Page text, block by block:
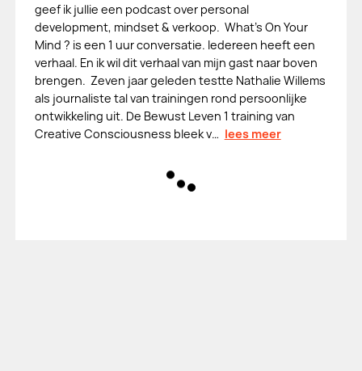
geef ik jullie een podcast over personal
development, mindset & verkoop. What's On Your
Mind ? is een 1 uur conversatie. Iedereen heeft een
verhaal. En ik wil dit verhaal van mijn gast naar boven
brengen. Zeven jaar geleden testte Nathalie Willems
als journaliste tal van trainingen rond persoonlijke
ontwikkeling uit. De Bewust Leven 1 training van
Creative Consciousness bleek v… lees meer